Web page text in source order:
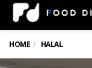
HOME HALAL